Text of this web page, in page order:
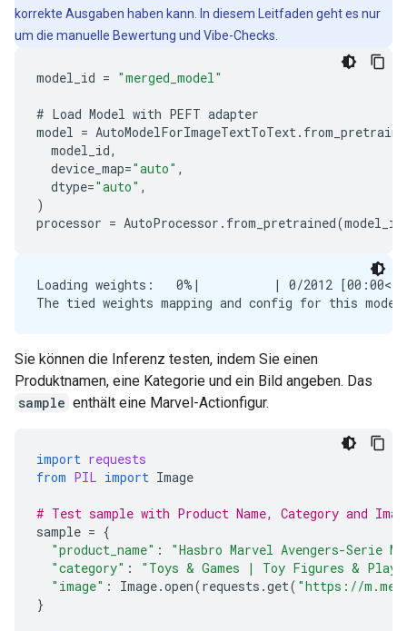
korrekte Ausgaben haben kann. In diesem Leitfaden geht es nur
um die manuelle Bewertung und Vibe-Checks.
model_id = "merged_model"
# Load Model with PEFT adapter
model = AutoModelForImageTextToText.
model_id,
device_map="auto" ,
dtype="auto" ,
)
processor = AutoProcessor . from_pretrained(model_id
Loading weights:   0%|          | 0/2012
Sie können die Inferenz testen, indem Sie einen
Produktnamen, eine Kategorie und ein Bild angeben. Das
sample enthält eine Marvel-Actionfigur.
import requests
from PIL import Image
# Test sample with Product Name, Category and
sample = {
"product_name" :
"Hasbro Marvel Avengers-Serie
"category" :
"Toys & Games | Toy Figures &
"image" : Image.open(requests .get( "https://
}